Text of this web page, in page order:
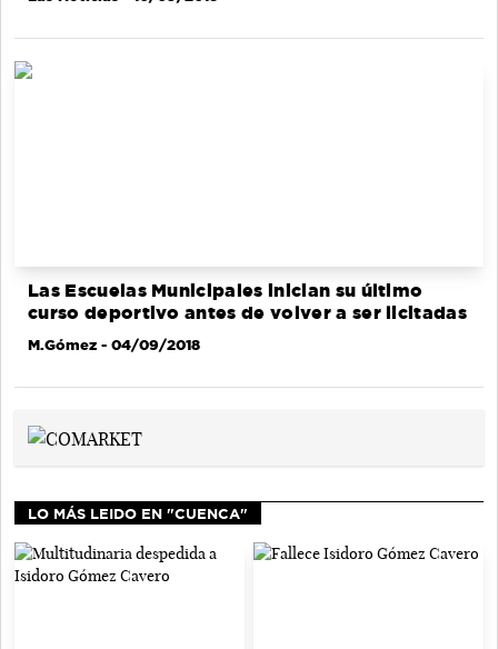
Las Escuelas Municipales inician su último
curso deportivo antes de volver a ser licitadas
M.Gómez - 04/09/2018
LO MÁS LEIDO EN "CUENCA"